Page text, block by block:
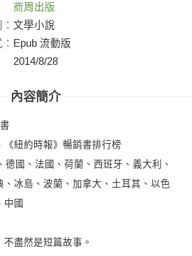
商周出版
文學小說
Epub 流動版
2014/8/28
內容簡介
紐約時報》暢銷書排行榜
國、法國、荷蘭、西班牙、義大利、
冰島、波蘭、加拿大、土耳其、以色
中國
盡然是短篇故事。